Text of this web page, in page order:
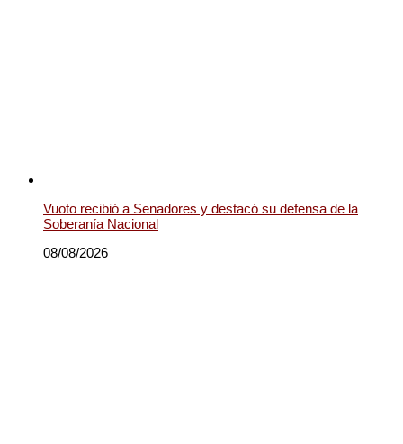
Vuoto recibió a Senadores y destacó su defensa de la
Soberanía Nacional
08/08/2026